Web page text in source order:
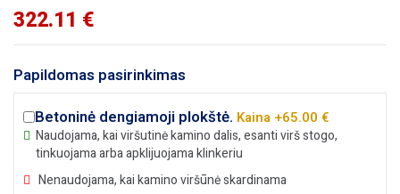
322.11 €
Papildomas pasirinkimas
Betoninė dengiamoji plokštė. Kaina +65.00 €
Naudojama, kai viršutinė kamino dalis, esanti virš stogo,
tinkuojama arba apklijuojama klinkeriu
Nenaudojama, kai kamino viršūnė skardinama